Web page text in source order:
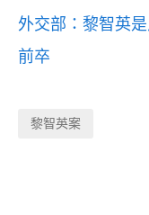
外交部：黎智英
前卒
黎智英案